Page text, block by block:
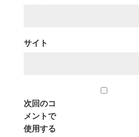
サイト
次回のコ
メントで
使用する